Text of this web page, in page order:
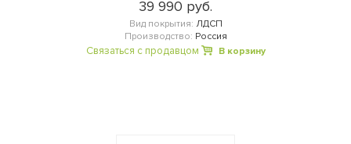
39 990 руб.
Вид покрытия: ЛДСП
Производство: Россия
Связаться с продавцом В корзину